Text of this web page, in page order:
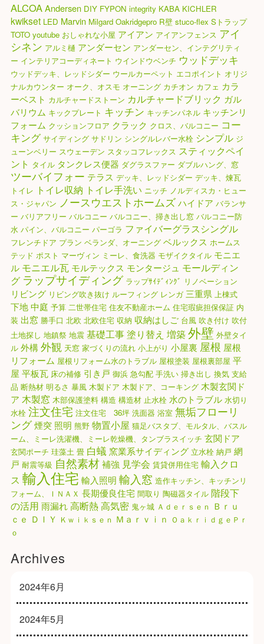
ALCOAAndersen DIY FYPON integrity KABA KICHLER
kwikset LED Marvin Milgard Oakridgepro R壁 stuco-flex Sトラップ
TOTO youtube おしゃれな小屋 アイアン アイアンフェンス アイ
シネン アルミ樋 アンダーセン アンダーセン、インテグリティ
ー インテリアコーディネート ウインドウベンチ ウッドデッキ
ウッドデッキ、レッドシダー ウールカーペット エコポイント オリジ
ナルカウンター オーク、オスモ オーニング カチオン カフェ カラ
ーベスト カルチャードストーン カルチャードブリック ガル
バリウム キックプレート キッチン キッチンパネル キッチンリ
フォーム クッションフロア クラック クロス、バルコニー コー
キング サイディング サドリン シングルレバー水栓 シンプル ジ
ューンベリー スウェーデン スタッコフレックス スティックペイ
ント タイル タンクレス便器 ダグラスファー ダブルハング、窓
ツーバイフォー テラス デッキ、レッドシダー デッキ、煉瓦
トイレ トイレ収納 トイレ手洗い ニッチ ノルディスカ・ヒュー
ス・ジャパン ノースウエストホームズハイドア バランサ
ー バリアフリー バルコニー バルコニー、掃き出し窓 バルコニー防
水 パイン、バルコニー パーゴラ ファイバーグラスシングル
フレンチドア プラン ベランダ、オーニング ベルックス ホームス
テッド ポスト マーヴィン ミーレ、食洗器 モザイクタイル モニエ
ル モニエル瓦 モルテックス モンタージュ モールディン
グ ラップサイディング ラップｻｲﾃﾞｨﾝｸﾞ リノベーション
リビング リビング吹き抜け ルーフィング レンガ 三重県 上棟式
下地中庭 予算 二世帯住宅 住友不動産ホーム 住宅瑕疵担保保証 内
装 出窓 勝手口 北欧 北欧住宅 収納 収納はしご 台風 吹き付け 吹付
土地探し 地鎮祭 地震 基礎工事塗り替え 増築外壁 外壁タイ
ル 外構外観 天窓 家づくりの流れ 小上がり 小屋裏 屋根 屋根
リフォーム 屋根リフォーム水のトラブル 屋根塗装 屋根裏部屋 平
屋 平板瓦 床の補修 引き戸 御浜 急勾配 手洗い 掃き出し 換気 支給
品 断熱材 明るさ 暴風 木製ドア 木製ドア、コーキング 木製玄関ド
ア 木製窓 木部保護塗料 構造 構造材 止水栓 水のトラブル 水切り
水栓 注文住宅 注文住宅 36坪 洗面器 浴室 無垢フローリ
ング煙突 照明 熊野 物置小屋 猫足バスタブ、モルタル、バスル
ーム、ミーレ洗濯機、ミーレ乾燥機、タンブラスイッチ 玄関ドア
玄関ポーチ 珪藻土 畳 白蟻 窯業系サイディング 立水栓 納戸 網
戸 耐震等級 自然素材補強 見学会 賃貸併用住宅 輸入クロ
ス 輸入住宅 輸入照明 輸入窓 造作キッチン、キッチンリ
フォーム、ＩＮＡＸ 長期優良住宅 間取り 陶磁器タイル 階段下
の活用 雨漏れ高断熱高気密 鬼ヶ城 Ａｄｅｒｓｅｎ Ｂｒｕ
ｃｅ ＤＩＹ Ｋｗｉｋｓｅｎ Ｍａｒｖｉｎ ＯａｋｒｉｄｇｅＰｒ
ｏ
Archives
2024年6月
2024年5月